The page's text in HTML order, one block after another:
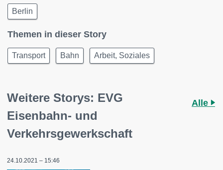
Berlin
Themen in dieser Story
Transport Bahn Arbeit, Soziales
Weitere Storys: EVG
Eisenbahn- und
Verkehrsgewerkschaft
Alle
24.10.2021 – 15:46